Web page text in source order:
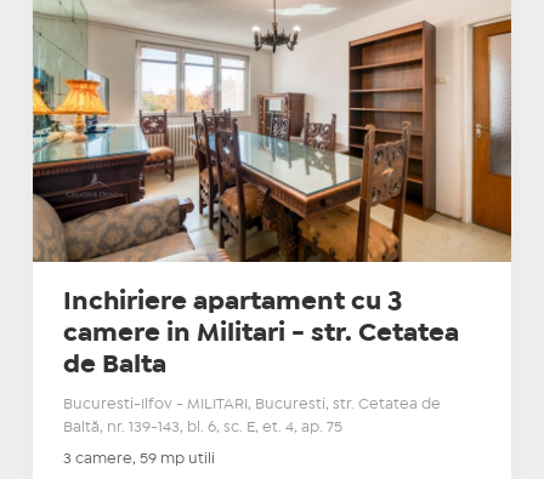
Inchiriere apartament cu 3
camere in Militari - str. Cetatea
de Balta
Bucuresti-Ilfov - MILITARI, Bucuresti, str. Cetatea de
Baltă, nr. 139-143, bl. 6, sc. E, et. 4, ap. 75
3 camere, 59 mp utili